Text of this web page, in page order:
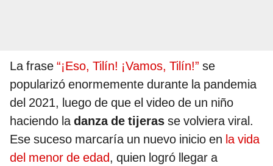
La frase “¡Eso, Tilín! ¡Vamos, Tilín!” se
popularizó enormemente durante la pandemia
del 2021, luego de que el video de un niño
haciendo ladanza de tijeras se volviera viral.
Ese suceso marcaría un nuevo inicio en la vida
del menor de edad, quien logró llegar a